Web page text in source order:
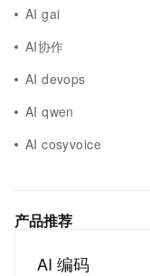
AI gai
AI协作
AI devops
AI qwen
AI cosyvoice
产品推荐
AI 编码